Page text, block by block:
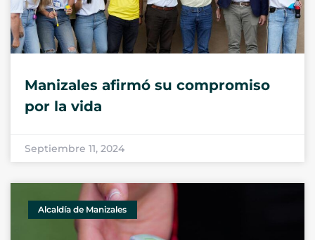
Manizales afirmó su compromiso
por la vida
Septiembre 11, 2024
Alcaldía de Manizales